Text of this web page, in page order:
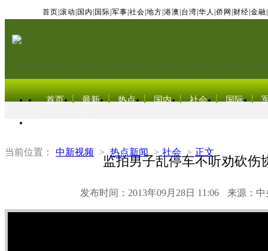
首页 滚动 国内 国际 军事 社会 地方 港澳 台湾 华人 侨网 财经 金融
首页 最新 热点 国内 社会 国际
当前位置： 中新视频 > 热点新闻 > 社会 > 正文
监拍男子乱停车不听劝砍伤
发布时间：2013年09月28日 11:06 来源：中